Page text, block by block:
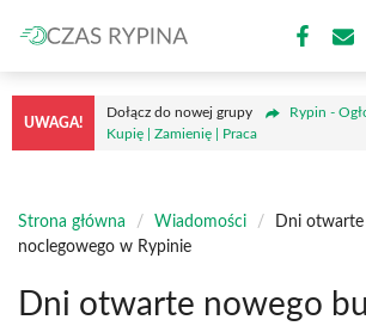
do
treści
UWAGA!
Dołącz do nowej grupy
Rypin -
Kupię | Zamienię | Praca
Strona główna / Wiadomości /
Dni
noclegowego w Rypinie
Dni otwarte nowego